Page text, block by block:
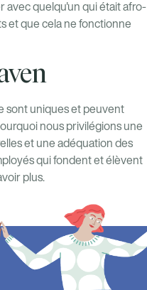
avec quelqu'un qui était afro-
et que cela ne fonctionne
sont uniques et peuvent
nous privilégions une
et une adéquation des
qui fondent et élèvent
plus.